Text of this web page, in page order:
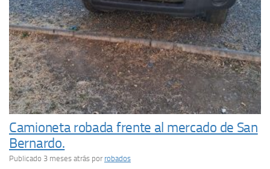
Camioneta robada frente al mercado de San
Bernardo.
Publicado 3 meses atrás por robados